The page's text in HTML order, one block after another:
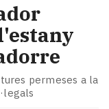
permeses a la